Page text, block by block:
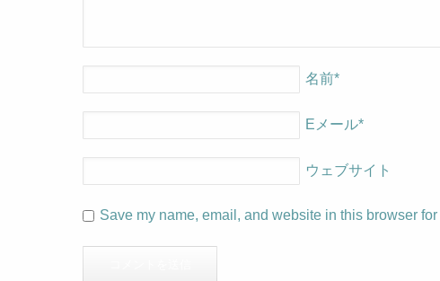
名前*
Eメール*
ウェブサイト
Save my name, email, and website in this browser